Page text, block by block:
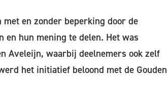
en zonder beperking door de
en hun mening te delen. Het was
Aveleijn, waarbij deelnemers ook zelf
het initiatief beloond met de Gouden